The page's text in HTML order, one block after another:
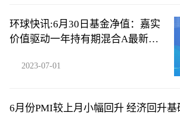
环球快讯:6月30日基金净值：嘉实
价值驱动一年持有期混合A最新净
2023-07-01
6月份PMI较上月小幅回升 经济回升基